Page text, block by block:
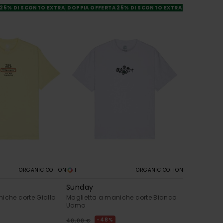
DI SCONTO EXTRA DOPPIA OFFERTA 25% DI SCONTO EXTRA
ORGANIC COTTON
corte Giallo
1 ORGANIC COTTON
Sunday
Maglietta a maniche corte Bianco
Uomo
40,00 € 48%